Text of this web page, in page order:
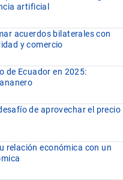
artificial
acuerdos bilaterales con
y comercio
de Ecuador en 2025:
de aprovechar el precio
relación económica con un